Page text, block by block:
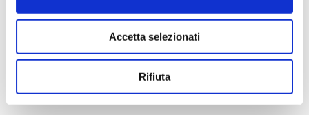
Accetta selezionati
Rifiuta
artigianale non può mancare
una sosta aFanø Bryghusper
un tasting e un fish & chips nel
food truck che staziona ogni
giorno nel loro cortile.